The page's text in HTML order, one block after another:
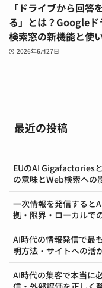
「ドライブから回答
る」とは？Googleド
検索窓の新機能と使
2026年6月27日
最近の投稿
EUのAI Gigafactories
の意味とWeb検索への
一次情報を発信すると
拠・限界・ローカルで
AI時代の情報発信で最
明方法・サイトへの活
AI時代の集客で本当に